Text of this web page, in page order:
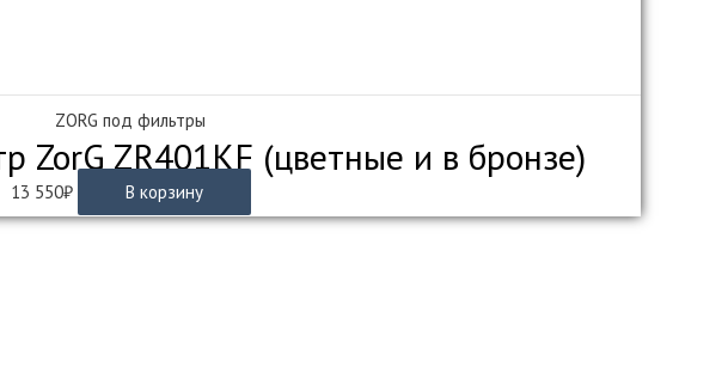
ZORG под фильтры
ZorG ZR401KF (цветные и в бронзе)
13 550₽ В корзину